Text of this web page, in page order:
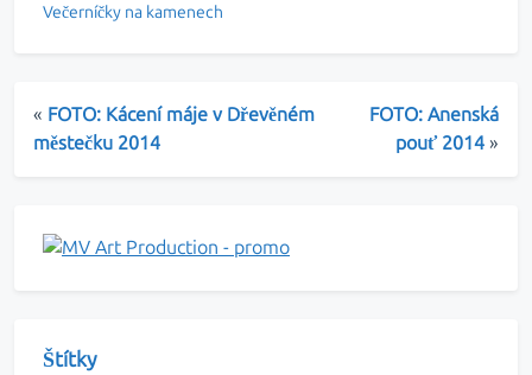
Večerníčky na kamenech
« FOTO: Kácení máje v Dřevěném
městečku 2014
FOTO: Anenská
pouť 2014 »
Štítky